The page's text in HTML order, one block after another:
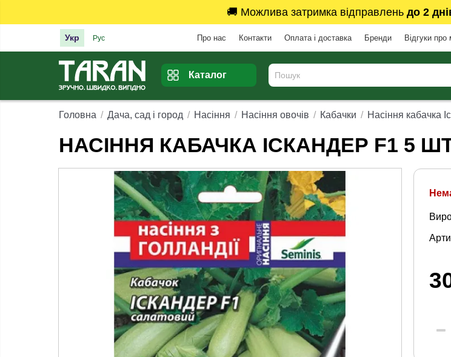
🚚 Можлива затримка відправлень до 2
Укр Рус Про нас Контакти Оплата і доставка Бренди Відгуки про
Каталог
Головна Дача, сад і город Насіння Насіння овочів Кабачки Насіння кабачка
НАСІННЯ КАБАЧКА ІСКАНДЕР F1 5